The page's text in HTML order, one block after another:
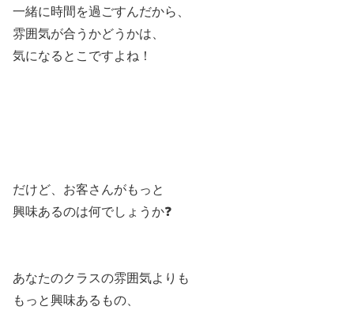
一緒に時間を過ごすんだから、
雰囲気が合うかどうかは、
気になるとこですよね！
だけど、お客さんがもっと
興味あるのは何でしょうか❓
あなたのクラスの雰囲気よりも
もっと興味あるもの、